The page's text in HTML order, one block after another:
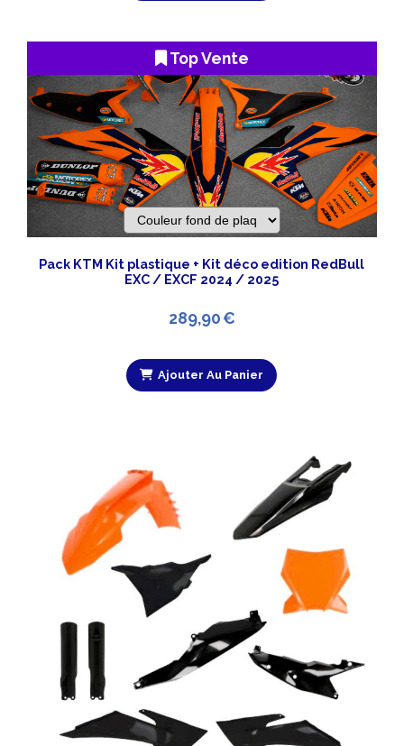
Top Vente
Pack KTM Kit plastique + Kit déco edition RedBull
EXC / EXCF 2024 / 2025
289,90€
Ajouter Au Panier